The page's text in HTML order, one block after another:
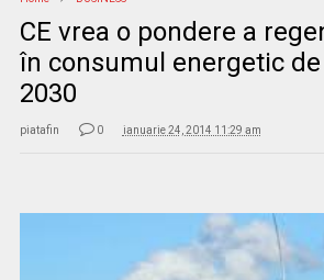
CE vrea o pondere a
în consumul energetic de
2030
piatafin 0 ianuarie 24, 2014 11:29 am